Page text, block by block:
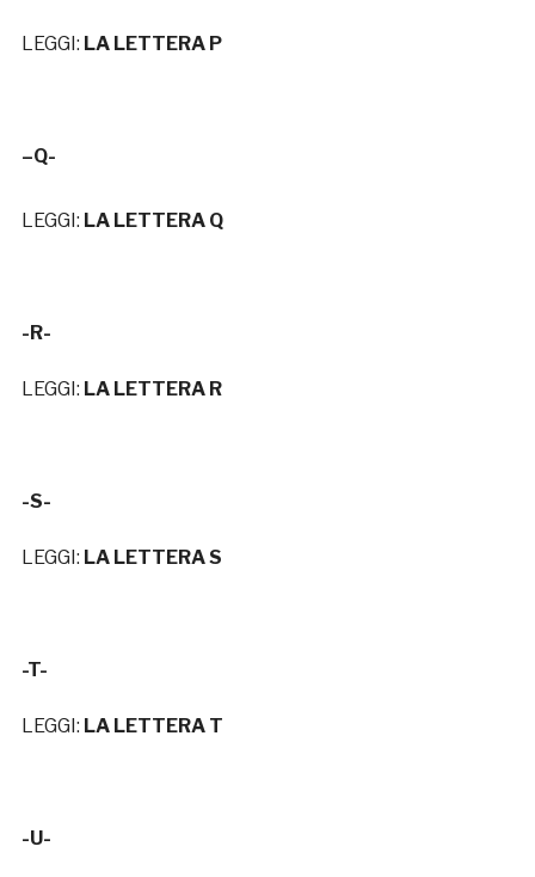
LEGGI: LA LETTERA P
–Q-
LEGGI: LA LETTERA Q
-R-
LEGGI: LA LETTERA R
-S-
LEGGI: LA LETTERA S
-T-
LEGGI: LA LETTERA T
-U-